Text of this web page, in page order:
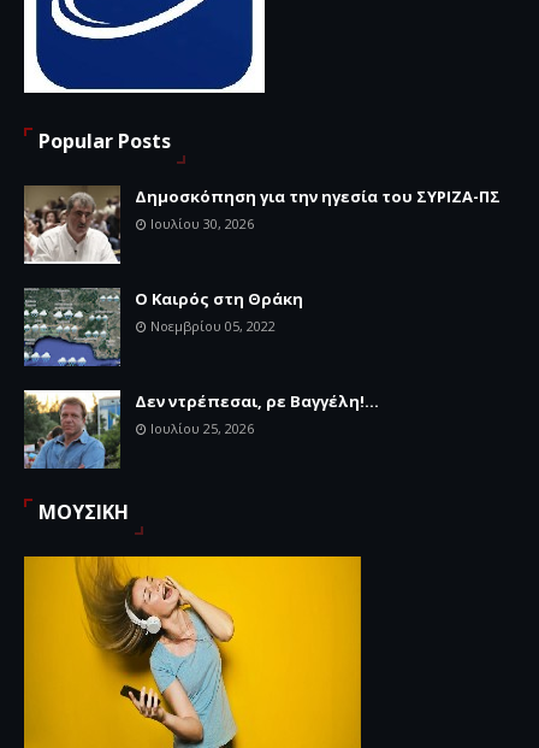
Popular Posts
Δημοσκόπηση για την ηγεσία του ΣΥΡΙΖΑ-ΠΣ
Ιουλίου 30, 2026
Ο Καιρός στη Θράκη
Νοεμβρίου 05, 2022
Δεν ντρέπεσαι, ρε Βαγγέλη!...
Ιουλίου 25, 2026
ΜΟΥΣΙΚΗ